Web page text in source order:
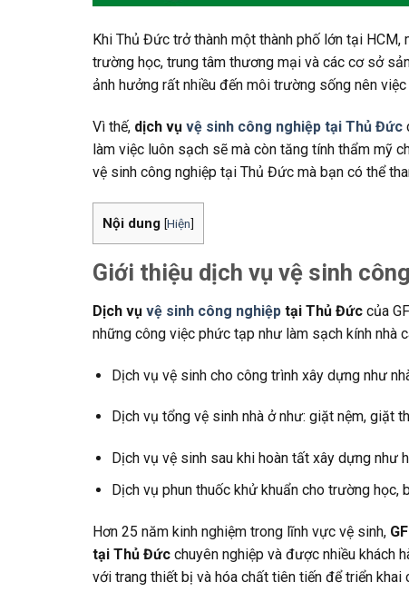
Khi Thủ Đức trở thành một thành phố lớn tại
trường học, trung tâm thương mại và các cơ sở
ảnh hưởng rất nhiều đến môi trường sống nên
Vì thế, dịch vụ vệ sinh công nghiệp tại Thủ Đức
làm việc luôn sạch sẽ mà còn tăng tính thẩm mỹ
vệ sinh công nghiệp tại Thủ Đức mà bạn có thể
Nội dung [Hiện]
Giới thiệu dịch vụ vệ sinh
Dịch vụ vệ sinh công nghiệp tại Thủ Đức của
những công việc phức tạp như làm sạch kính nhà
Dịch vụ vệ sinh cho công trình xây dựng như
Dịch vụ tổng vệ sinh nhà ở như: giặt nệm, giặt
Dịch vụ vệ sinh sau khi hoàn tất xây dựng như
Dịch vụ phun thuốc khử khuẩn cho trường học,
Hơn 25 năm kinh nghiệm trong lĩnh vực vệ sinh,
tại Thủ Đức chuyên nghiệp và được nhiều khách
với trang thiết bị và hóa chất tiên tiến để triển khai